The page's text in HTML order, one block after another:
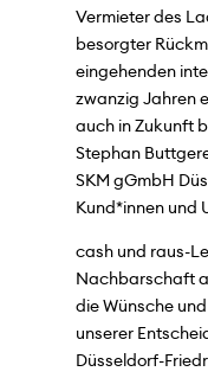
Vermieter des
besorgter
eingehenden
zwanzig Jahren
auch in Zukunft
Stephan
SKM gGmbH
Kund*innen und
cash und raus-
Nachbarschaft
die Wünsche
unserer
Düsseldorf-